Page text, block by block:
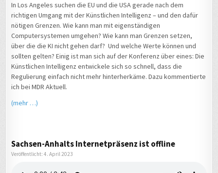
In Los Angeles suchen die EU und die USA gerade nach dem
richtigen Umgang mit der Künstlichen Intelligenz – und den dafür
nötigen Grenzen. Wie kann man mit eigenständigen
Computersystemen umgehen? Wie kann man Grenzen setzen,
über die die KI nicht gehen darf? Und welche Werte können und
sollten gelten? Einig ist man sich auf der Konferenz über eines: Die
Künstlichen Intelligenz entwickele sich so schnell, dass die
Regulierung einfach nicht mehr hinterherkäme. Dazu kommentierte
ich bei MDR Aktuell.
(mehr …)
Sachsen-Anhalts Internetpräsenz ist offline
Veröffentlicht: 4. April 2023